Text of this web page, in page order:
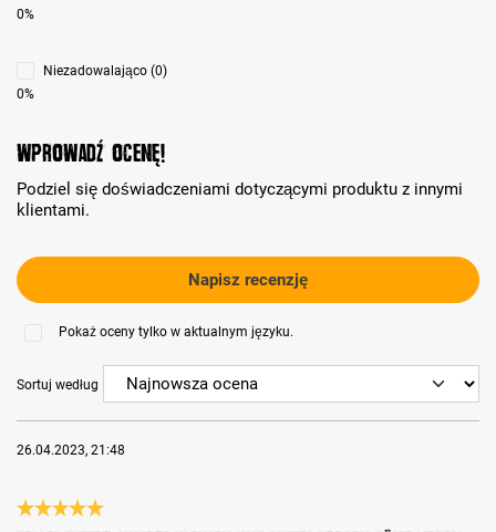
0%
Niezadowalająco (0)
0%
Wprowadź ocenę!
Podziel się doświadczeniami dotyczącymi produktu z innymi
klientami.
Napisz recenzję
Pokaż oceny tylko w aktualnym języku.
Sortuj według
26.04.2023, 21:48
Recenzja z oceną 5 spośród 5 gwiazdek